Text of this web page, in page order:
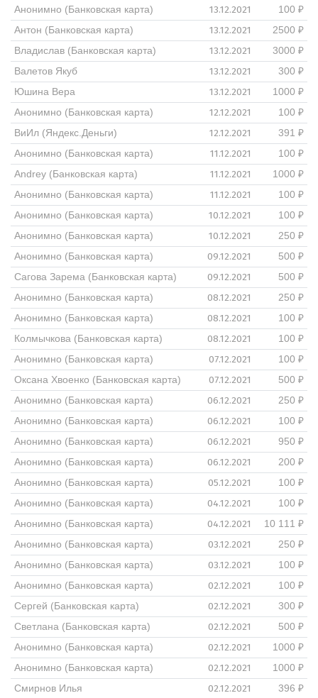
Анонимно (Банковская карта) 13.12.2021
100 ₽
Антон (Банковская карта)
13.12.2021
2500 ₽
Владислав (Банковская карта)
13.12.2021
3000 ₽
Валетов Якуб
13.12.2021
300 ₽
Юшина Вера
13.12.2021
1000 ₽
Анонимно (Банковская карта)
12.12.2021
100 ₽
ВиИл (Яндекс.Деньги)
12.12.2021
391 ₽
Анонимно (Банковская карта)
11.12.2021
100 ₽
Andrey (Банковская карта)
11.12.2021
1000 ₽
Анонимно (Банковская карта)
11.12.2021
100 ₽
Анонимно (Банковская карта)
10.12.2021
100 ₽
Анонимно (Банковская карта)
10.12.2021
250 ₽
Анонимно (Банковская карта)
09.12.2021
500 ₽
Сагова Зарема (Банковская карта)
09.12.2021
500 ₽
Анонимно (Банковская карта)
08.12.2021
250 ₽
Анонимно (Банковская карта)
08.12.2021
100 ₽
Колмычкова (Банковская карта)
08.12.2021
100 ₽
Анонимно (Банковская карта)
07.12.2021
100 ₽
Оксана Хвоенко (Банковская карта)
07.12.2021
500 ₽
Анонимно (Банковская карта)
06.12.2021
250 ₽
Анонимно (Банковская карта)
06.12.2021
100 ₽
Анонимно (Банковская карта)
06.12.2021
950 ₽
Анонимно (Банковская карта)
06.12.2021
200 ₽
Анонимно (Банковская карта)
05.12.2021
100 ₽
Анонимно (Банковская карта)
04.12.2021
100 ₽
Анонимно (Банковская карта)
04.12.2021
10 111 ₽
Анонимно (Банковская карта)
03.12.2021
250 ₽
Анонимно (Банковская карта)
03.12.2021
100 ₽
Анонимно (Банковская карта)
02.12.2021
100 ₽
Сергей (Банковская карта)
02.12.2021
300 ₽
Светлана (Банковская карта)
02.12.2021
500 ₽
Анонимно (Банковская карта)
02.12.2021
1000 ₽
Анонимно (Банковская карта)
02.12.2021
1000 ₽
Смирнов Илья
02.12.2021
396 ₽